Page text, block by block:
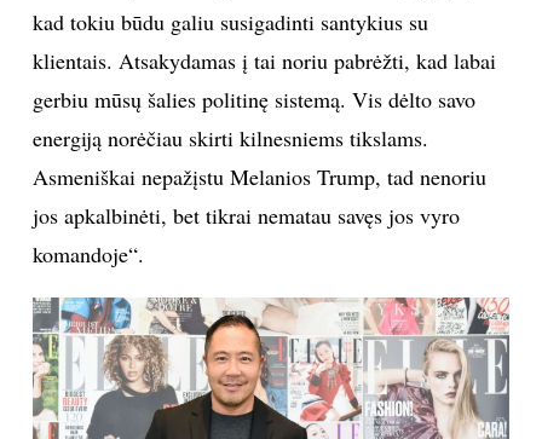
kad tokiu būdu galiu susigadinti santykius su
klientais. Atsakydamas į tai noriu pabrėžti, kad labai
gerbiu mūsų šalies politinę sistemą. Vis dėlto savo
energiją norėčiau skirti kilnesniems tikslams.
Asmeniškai nepažįstu Melanios Trump, tad nenoriu
jos apkalbinėti, bet tikrai nematau savęs jos vyro
komandoje“.